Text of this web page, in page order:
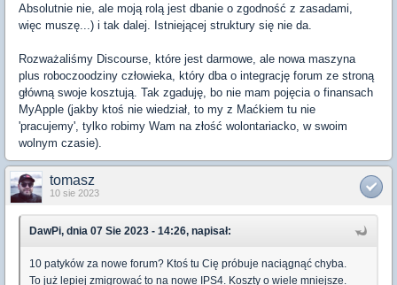
Absolutnie nie, ale moją rolą jest dbanie o zgodność z zasadami,
więc muszę...) i tak dalej. Istniejącej struktury się nie da.
Rozważaliśmy Discourse, które jest darmowe, ale nowa maszyna
plus roboczoodziny człowieka, który dba o integrację forum ze stroną
główną swoje kosztują. Tak zgaduję, bo nie mam pojęcia o finansach
MyApple (jakby ktoś nie wiedział, to my z Maćkiem tu nie
'pracujemy', tylko robimy Wam na złość wolontariacko, w swoim
wolnym czasie).
tomasz
10 sie 2023
DawPi, dnia 07 Sie 2023 - 14:26, napisał:
10 patyków za nowe forum? Ktoś tu Cię próbuje naciągnąć chyba.
To już lepiej zmigrować to na nowe IPS4. Koszty o wiele mniejsze.